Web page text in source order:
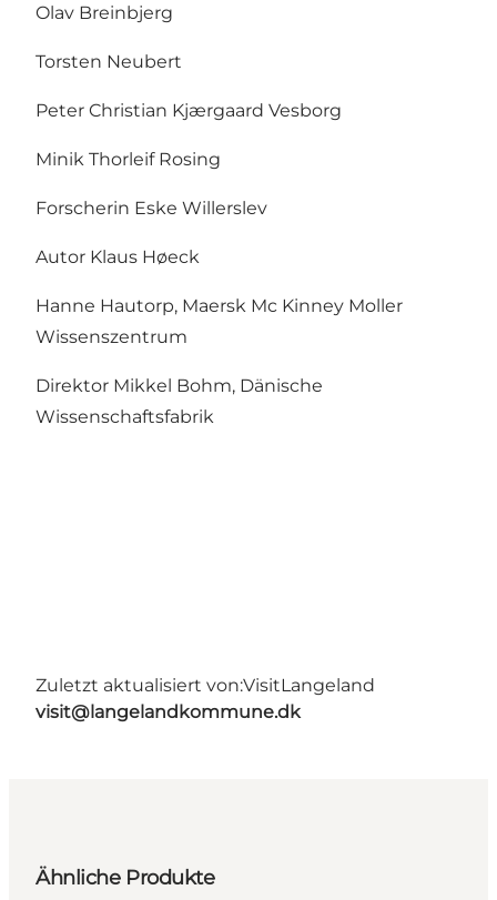
Olav Breinbjerg
Torsten Neubert
Peter Christian Kjærgaard Vesborg
Minik Thorleif Rosing
Forscherin Eske Willerslev
Autor Klaus Høeck
Hanne Hautorp, Maersk Mc Kinney Moller
Wissenszentrum
Direktor Mikkel Bohm, Dänische
Wissenschaftsfabrik
Zuletzt aktualisiert von:VisitLangeland
visit@langelandkommune.dk
Ähnliche Produkte